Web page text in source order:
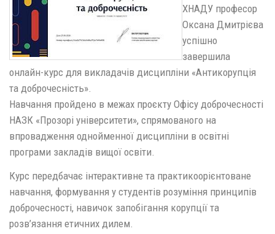
ХНАДУ професор
Оксана Дмитрієва
успішно
завершила
онлайн-курс для викладачів дисципліни «Антикорупція
та доброчесність».
Навчання пройдено в межах проєкту Офісу доброчесності
НАЗК «Прозорі університети», спрямованого на
впровадження однойменної дисципліни в освітні
програми закладів вищої освіти.
Курс передбачає інтерактивне та практикоорієнтоване
навчання, формування у студентів розуміння принципів
доброчесності, навичок запобігання корупції та
розв’язання етичних дилем.